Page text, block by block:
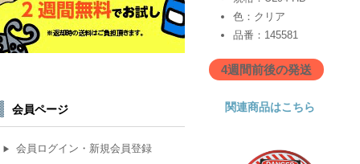
色：クリア
品番：145581
4週間前後の発送
関連商品はこちら
会員ページ
▶ 会員ログイン・新規会員登録